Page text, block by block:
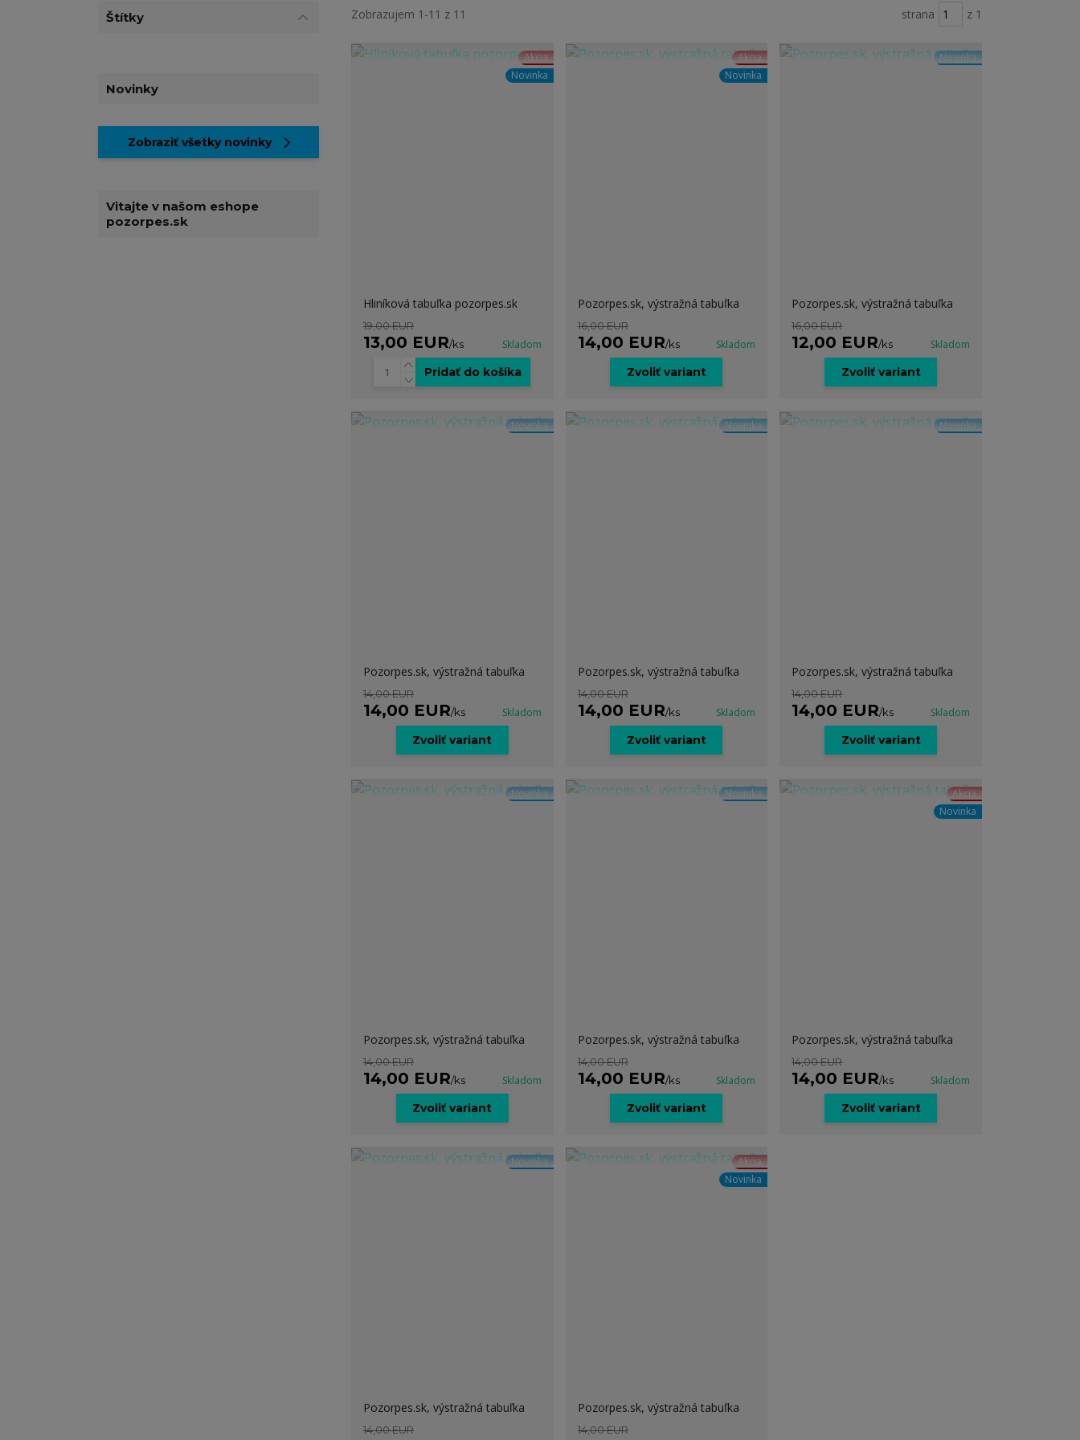
Zobrazujem 1-11 z 11 strana z 1
Akcia
Novinka
Hliníková tabuľka pozorpes.sk
19,00 EUR
13,00 EUR/ks Skladom
Pridať do košíka
Akcia
Novinka
Pozorpes.sk, výstražná tabuľka
16,00 EUR
14,00 EUR/ks Skladom
Zvoliť variant
Novinka
Pozorpes.sk, výstražná tabuľka
16,00 EUR
12,00 EUR/ks Skladom
Zvoliť variant
Novinka
Pozorpes.sk, výstražná tabuľka
14,00 EUR
14,00 EUR/ks Skladom
Zvoliť variant
Novinka
Pozorpes.sk, výstražná tabuľka
14,00 EUR
14,00 EUR/ks Skladom
Zvoliť variant
Novinka
Pozorpes.sk, výstražná tabuľka
14,00 EUR
14,00 EUR/ks Skladom
Zvoliť variant
Novinka
Pozorpes.sk, výstražná tabuľka
14,00 EUR
14,00 EUR/ks Skladom
Zvoliť variant
Novinka
Pozorpes.sk, výstražná tabuľka
14,00 EUR
14,00 EUR/ks Skladom
Zvoliť variant
Akcia
Novinka
Pozorpes.sk, výstražná tabuľka
14,00 EUR
14,00 EUR/ks Skladom
Zvoliť variant
Novinka
Pozorpes.sk, výstražná tabuľka
14,00 EUR
Akcia
Novinka
Pozorpes.sk, výstražná tabuľka
14,00 EUR
Štítky
Novinky
Zobraziť všetky novinky
Vitajte v našom eshope
pozorpes.sk